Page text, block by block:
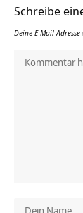
Schreibe
Deine E-Mail-